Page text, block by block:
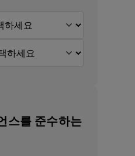
스를 준수하는